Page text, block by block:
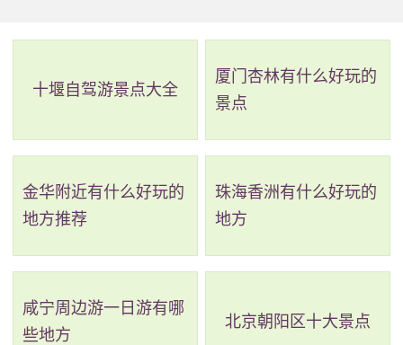
在正殿门棂上悬挂着清嘉庆元年（1796年）“御颁至圣先
师大成殿”的金匾。正面设有卷棚式通廊，从通廊石柱造
型、梁架结构以及雕刻手法等各方面来看，显然是清代
川学宫是一处历史文化名胜，也是广东省重点文物保护
适合文化史爱好者来参观游览。
2、河源恐龙博物馆景区
十堰自驾游景点大全
厦门杏林有什么好玩的
景点
金华附近有什么好玩的
地方推荐
珠海香洲有什么好玩的
地方
咸宁周边游一日游有哪
些地方
北京朝阳区十大景点